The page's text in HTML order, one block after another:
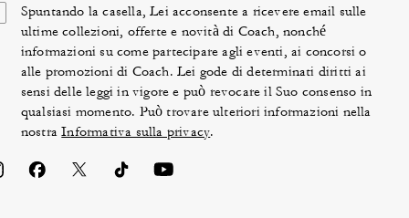
Spuntando la casella, Lei acconsente a ricevere email sulle
ultime collezioni, offerte e novità di Coach, nonché
informazioni su come partecipare agli eventi, ai concorsi o
alle promozioni di Coach. Lei gode di determinati diritti ai
sensi delle leggi in vigore e può revocare il Suo consenso in
qualsiasi momento. Può trovare ulteriori informazioni nella
nostraInformativa sulla privacy.